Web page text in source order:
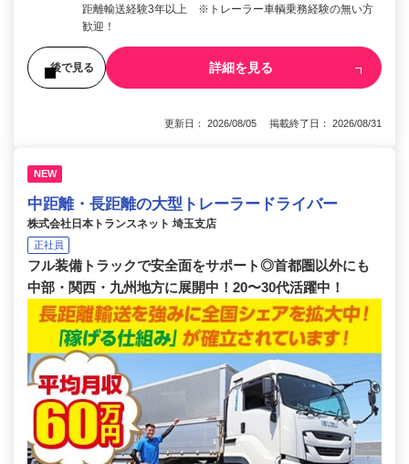
距離輸送経験3年以上 ※トレーラー車輌乗務経験の無い方
歓迎！
後で見る 詳細を見る
更新日： 2026/08/05 掲載終了日： 2026/08/31
NEW
中距離・長距離の大型トレーラードライバー
株式会社日本トランスネット 埼玉支店
正社員
フル装備トラックで安全面をサポート◎首都圏以外にも
中部・関西・九州地方に展開中！20〜30代活躍中！